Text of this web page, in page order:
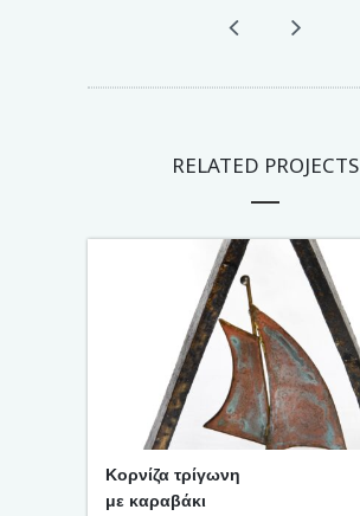
RELATED PROJECTS
Κορνίζα τρίγωνη
με καραβάκι